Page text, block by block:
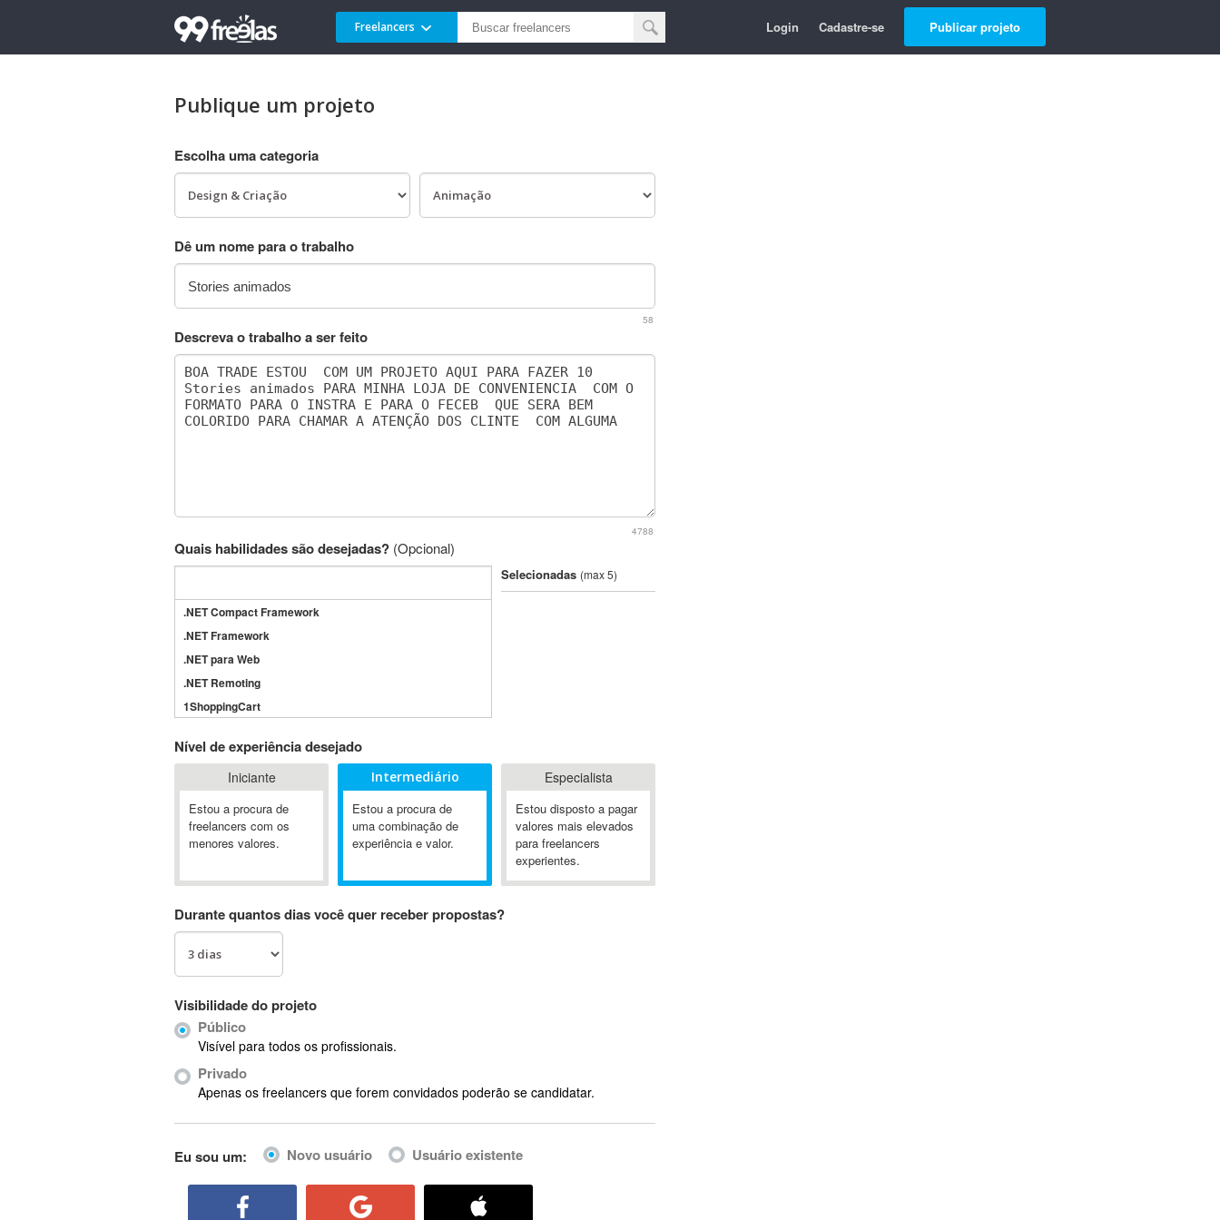
Freelancers Login Cadastre-se Publicar projeto
Publique um projeto
Escolha uma categoria
Dê um nome para o trabalho
58
Descreva o trabalho a ser feito
4788
Quais habilidades são desejadas? (Opcional)
.NET Compact Framework
.NET Framework
.NET para Web
.NET Remoting
1ShoppingCart
3GSM
4D Dimension
802.11
A&P
A-GPS
Ab Initio
ABIS
AbleCommerce
Ableton Live
Abstract Window Toolkit (AWT)
Selecionadas (max 5)
Nível de experiência desejado
Iniciante
Estou a procura de
freelancers com os
menores valores.
Intermediário
Estou a procura de
uma combinação de
experiência e valor.
Especialista
Estou disposto a pagar
valores mais elevados
para freelancers
experientes.
Durante quantos dias você quer receber propostas?
Visibilidade do projeto
Público
Visível para todos os profissionais.
Privado
Apenas os freelancers que forem convidados poderão se candidatar.
Eu sou um: Novo usuário Usuário existente